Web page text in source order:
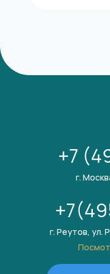
г. Реутов, ул.
г.
+7